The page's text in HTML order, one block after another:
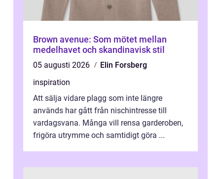
Brown avenue: Som mötet mellan
medelhavet och skandinavisk stil
05 augusti 2026
Elin Forsberg
inspiration
Att sälja vidare plagg som inte längre
används har gått från nischintresse till
vardagsvana. Många vill rensa garderoben,
frigöra utrymme och samtidigt göra ...